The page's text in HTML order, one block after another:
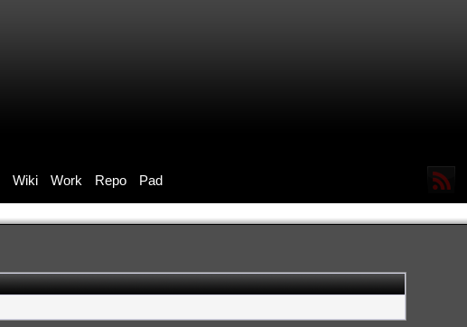
Wiki Work Repo Pad